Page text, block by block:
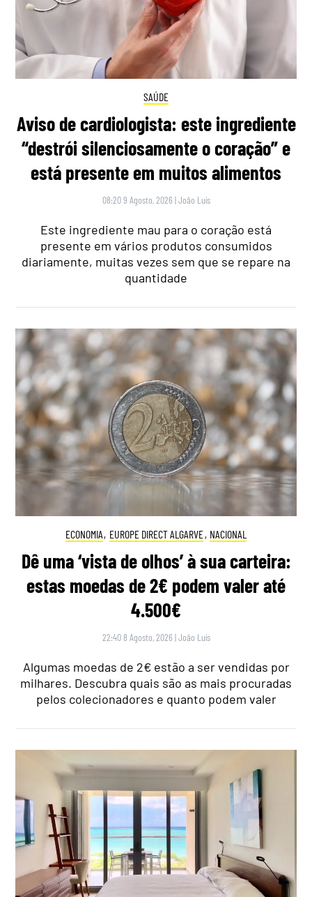
SAÚDE
Aviso de cardiologista: este ingrediente
“destrói silenciosamente o coração” e
está presente em muitos alimentos
08:20 9 Agosto, 2026 |João Luís
Este ingrediente mau para o coração está
presente em vários produtos consumidos
diariamente, muitas vezes sem que se repare na
quantidade
ECONOMIA, EUROPE DIRECT ALGARVE, NACIONAL
Dê uma ‘vista de olhos’ à sua carteira:
estas moedas de 2€ podem valer até
4.500€
22:40 8 Agosto, 2026 |João Luís
Algumas moedas de 2€ estão a ser vendidas por
milhares. Descubra quais são as mais procuradas
pelos colecionadores e quanto podem valer